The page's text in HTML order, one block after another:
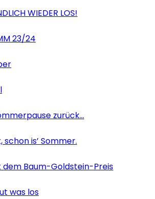
WIEDER LOS!
23/24
zurück…
is’ Sommer.
dem Baum-Goldstein-Preis
was los